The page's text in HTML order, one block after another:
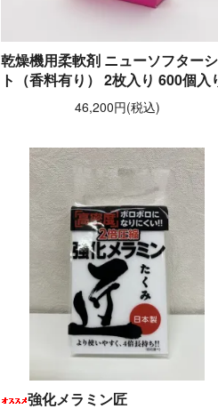
乾燥機用柔軟剤 ニューソフター
ト（香料有り） 2枚入り 600個入
46,200円(税込)
強化メラミン匠